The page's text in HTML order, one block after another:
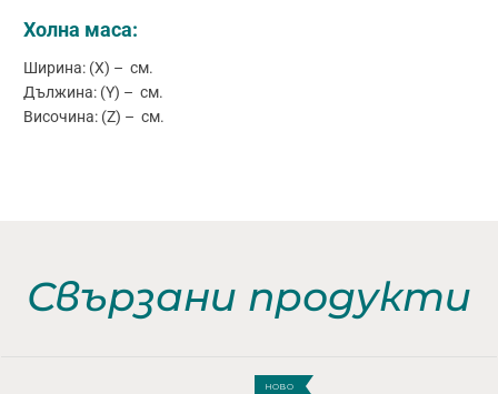
Холна маса:
Ширина: (X) – см.
Дължина: (Y) – см.
Височина: (Z) – см.
Свързани продукти
НОВО